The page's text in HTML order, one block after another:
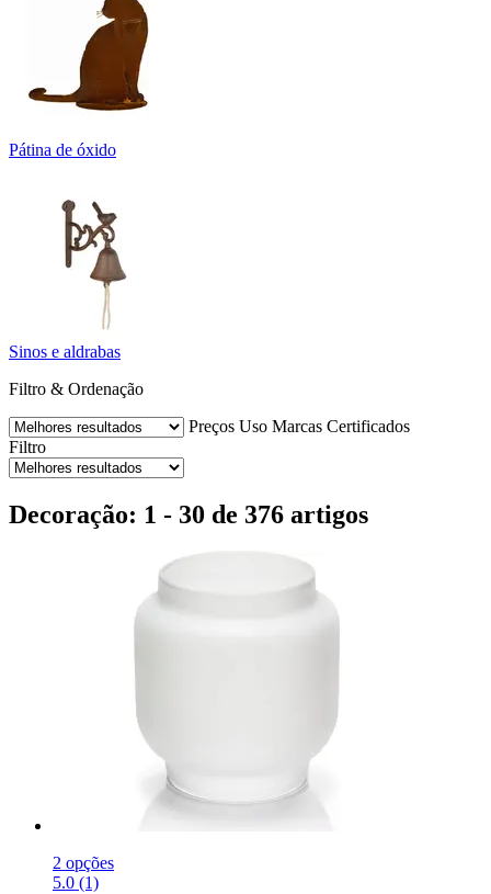
Pátina de óxido
Sinos e aldrabas
Filtro & Ordenação
Preços Uso Marcas Certificados
Filtro
Decoração: 1 - 30 de 376 artigos
2 opções
5.0 (1)